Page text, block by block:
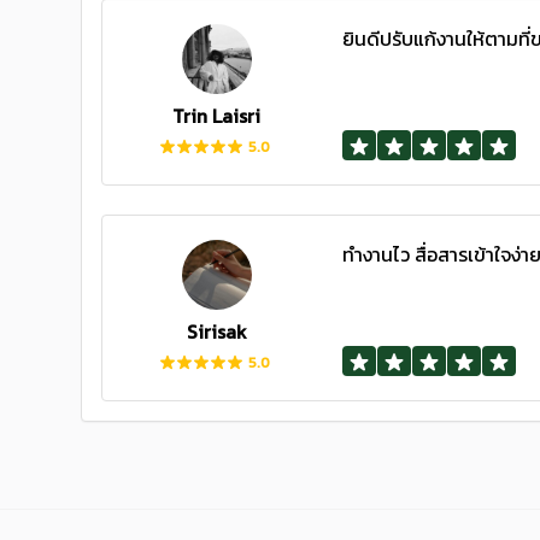
Trin Laisri
5.0
ยินดีปรับแก้งานให้ตามที่
Sirisak
5.0
ทำงานไว สื่อสารเข้าใจง่าย